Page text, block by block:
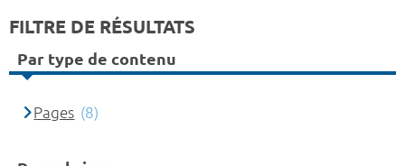
FILTRE DE RÉSULTATS
Par type de contenu
Pages (8)